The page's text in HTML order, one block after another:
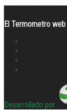
El Termometro web
Desarrollado por